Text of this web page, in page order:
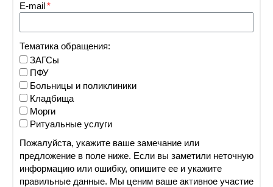
E-mail
Тематика обращения:
ЗАГСы
ПФУ
Больницы и поликлиники
Кладбища
Морги
Ритуальные услуги
Пожалуйста, укажите ваше замечание или
предложение в поле ниже. Если вы заметили неточную
информацию или ошибку, опишите ее и укажите
правильные данные. Мы ценим ваше активное участие